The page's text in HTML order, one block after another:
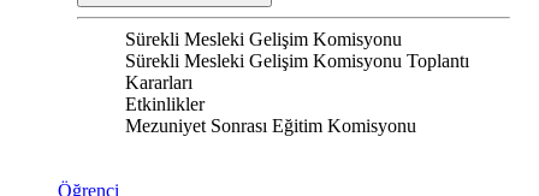
Sürekli Mesleki Gelişim Komisyonu
Sürekli Mesleki Gelişim Komisyonu Toplantı
Kararları
Etkinlikler
Mezuniyet Sonrası Eğitim Komisyonu
Öğrenci